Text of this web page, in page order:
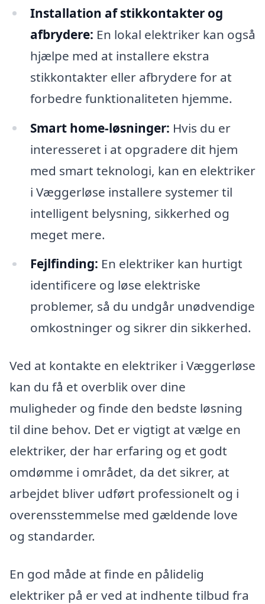
Installation af stikkontakter og
afbrydere: En lokal elektriker kan også
hjælpe med at installere ekstra
stikkontakter eller afbrydere for at
forbedre funktionaliteten hjemme.
Smart home-løsninger: Hvis du er
interesseret i at opgradere dit hjem
med smart teknologi, kan en elektriker
i Væggerløse installere systemer til
intelligent belysning, sikkerhed og
meget mere.
Fejlfinding: En elektriker kan hurtigt
identificere og løse elektriske
problemer, så du undgår unødvendige
omkostninger og sikrer din sikkerhed.
Ved at kontakte en elektriker i Væggerløse
kan du få et overblik over dine
muligheder og finde den bedste løsning
til dine behov. Det er vigtigt at vælge en
elektriker, der har erfaring og et godt
omdømme i området, da det sikrer, at
arbejdet bliver udført professionelt og i
overensstemmelse med gældende love
og standarder.
En god måde at finde en pålidelig
elektriker på er ved at indhente tilbud fra